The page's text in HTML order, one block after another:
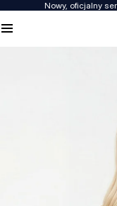
Nowy, oficjalny